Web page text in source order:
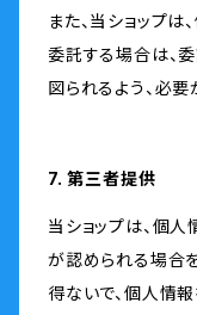
また、当ショップ
委託する場合は、
図られるよう、必
7. 第三者提供
当ショップは、個
が認められる場合
得ないで、個人情